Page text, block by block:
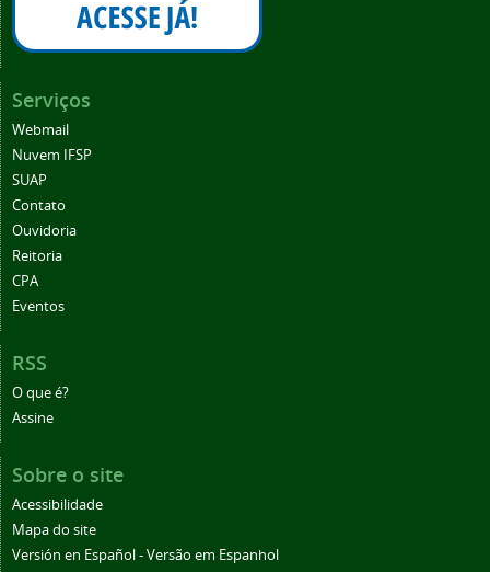
Serviços
Webmail
Nuvem IFSP
SUAP
Contato
Ouvidoria
Reitoria
CPA
Eventos
RSS
O que é?
Assine
Sobre o site
Acessibilidade
Mapa do site
Versión en Español - Versão em Espanhol